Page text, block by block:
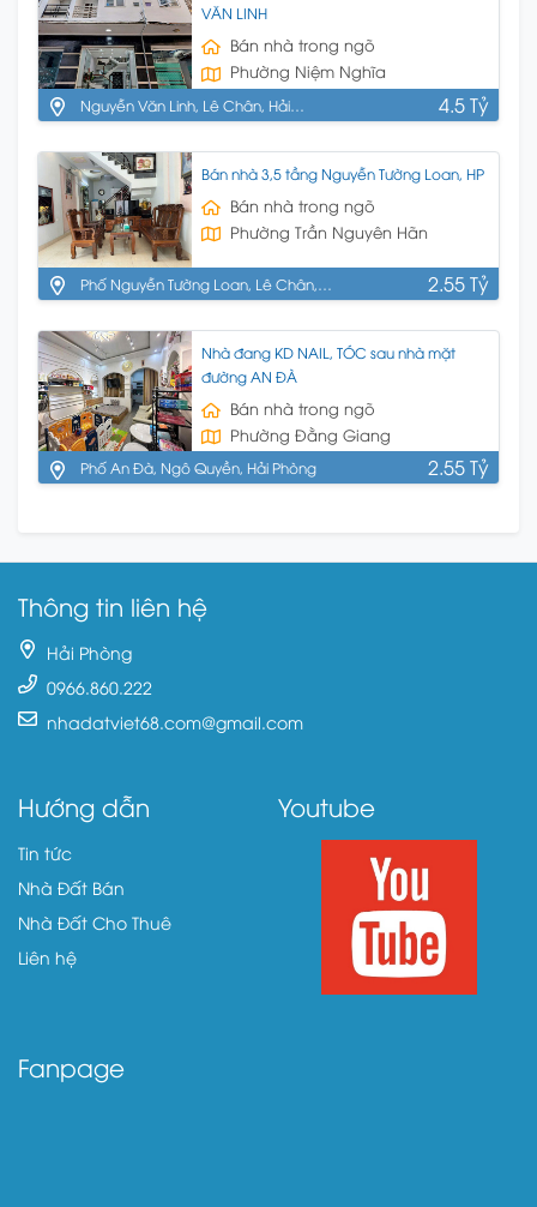
VĂN LINH
Bán nhà trong ngõ
Phường Niệm Nghĩa
Nguyễn Văn Linh, Lê Chân, Hải
4.5 Tỷ
Bán nhà 3,5 tầng Nguyễn Tường Loan, HP
Bán nhà trong ngõ
Phường Trần Nguyên Hãn
Phố Nguyễn Tường Loan, Lê Chân,
2.55 Tỷ
Nhà đang KD NAIL, TÓC sau nhà mặt
đường AN ĐÀ
Bán nhà trong ngõ
Phường Đằng Giang
Phố An Đà, Ngô Quyền, Hải Phòng
2.55 Tỷ
Thông tin liên hệ
Hải Phòng
0966.860.222
nhadatviet68.com@gmail.com
Hướng dẫn
Tin tức
Nhà Đất Bán
Nhà Đất Cho Thuê
Liên hệ
Youtube
Fanpage